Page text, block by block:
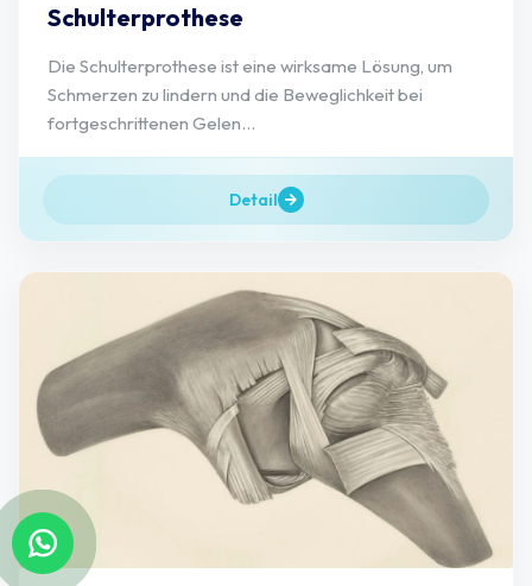
Schulterprothese
Die Schulterprothese ist eine wirksame Lösung, um
Schmerzen zu lindern und die Beweglichkeit bei
fortgeschrittenen Gelen...
Detail